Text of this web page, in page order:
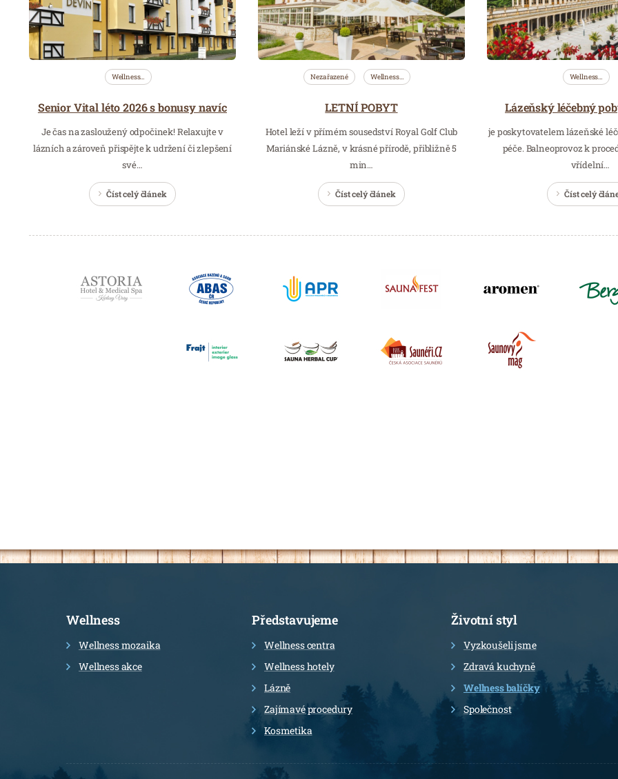
Wellness…
Senior Vital léto 2026 s bonusy navíc
Je čas na zasloužený odpočinek! Relaxujte v
lázních a zároveň přispějte k udržení či zlepšení
své…
Číst celý článek
Nezařazené Wellness…
LETNÍ POBYT
Hotel leží v přímém sousedství Royal Golf Club
Mariánské Lázně, v krásné přírodě, přibližně 5
min…
Číst celý článek
Wellness…
Lázeňský léčebný
je poskytovatelem lázeňské
péče. Balneoprovoz k
vřídelní…
Číst celý
Informace
Wellness
Wellness mozaika
Wellness akce
Představujeme
Wellness centra
Wellness hotely
Lázně
Zajímavé procedury
Kosmetika
Životní styl
Vyzkoušeli jsme
Zdravá kuchyně
Wellness balíčky
Společnost